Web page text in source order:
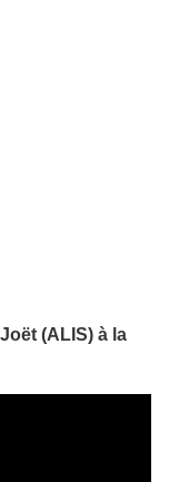
(ALIS) à la